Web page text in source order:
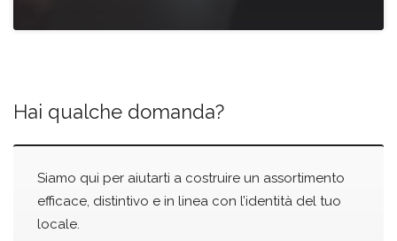
Hai qualche domanda?
Siamo qui per aiutarti a costruire un assortimento
efficace, distintivo e in linea con l’identità del tuo
locale.